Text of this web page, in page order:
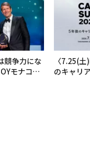
競争力にな
モナコで
〈7.25(
のキャリ